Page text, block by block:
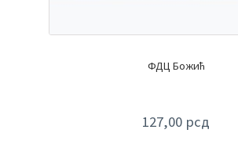
ФДЦ Божић
127,00 рсд